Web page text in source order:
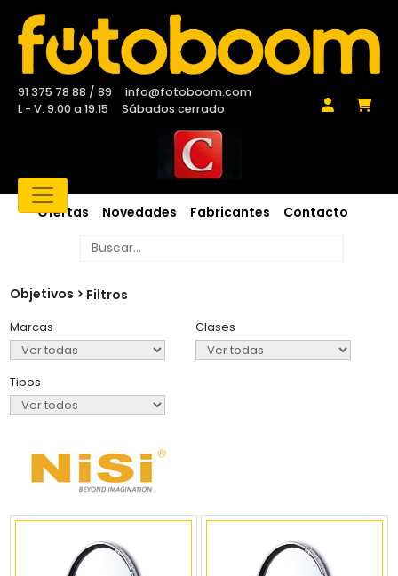
91 375 78 88 / 89
info@fotoboom.com
L - V: 9:00 a 19:15
Sábados cerrado
Ofertas Novedades Fabricantes Contacto
Objetivos Filtros
Marcas Clases
Tipos